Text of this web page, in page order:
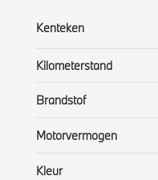
Kenteken
Kilometerstand
Brandstof
Motorvermogen
Kleur